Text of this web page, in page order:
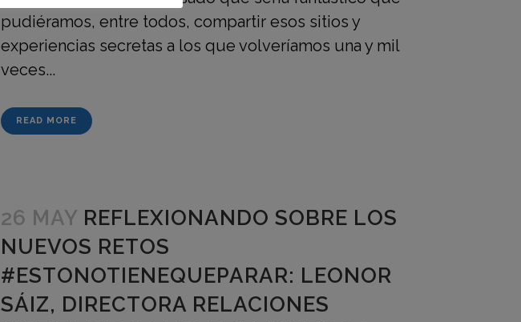
pudiéramos, entre todos, compartir esos sitios y
experiencias secretas a los que volveríamos una y mil
veces...
READ MORE
26 MAY REFLEXIONANDO SOBRE LOS
NUEVOS RETOS
#ESTONOTIENEQUEPARAR: LEONOR
SÁIZ, DIRECTORA RELACIONES